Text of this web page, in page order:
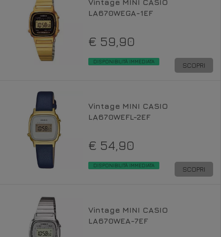
Vintage MINI CASIO
LA670WEGA-1EF
€ 59,90
DISPONIBILITÀ IMMEDIATA SCOPRI
Vintage MINI CASIO
LA670WEFL-2EF
€ 54,90
DISPONIBILITÀ IMMEDIATA SCOPRI
Vintage MINI CASIO
LA670WEA-7EF